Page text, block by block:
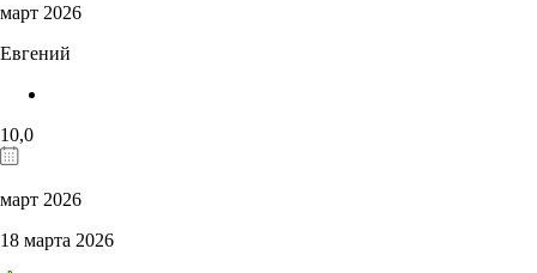
март 2026
Евгений
10,0
март 2026
18 марта 2026